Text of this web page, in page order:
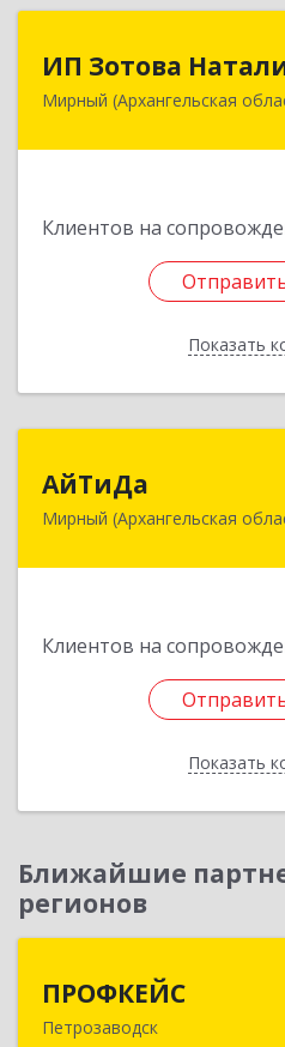
ИП Зотова
Мирный (Архангельская
Клиентов на
Показать
164170,
АйТиДа
Мирный (Архангельская
Клиентов на
Показать
164170,
Ближайшие
регионов
ПРОФКЕЙС
Петрозаводск
185035, Карелия Респ,